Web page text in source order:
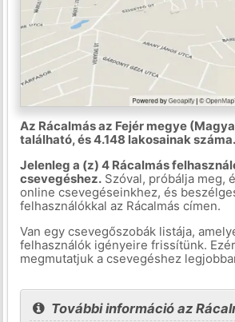
Az Rácalmás az Fejér megye
található, és 4.148 lakosainak száma.
Jelenleg a (z) 4 Rácalmás
csevegéshez.Szóval, próbálja meg,
online csevegéseinkhez, és
felhasználókkal az Rácalmás címen.
Van egy csevegőszobák listája,
felhasználók igényeire frissítünk.
megmutatjuk a csevegéshez
További információ az